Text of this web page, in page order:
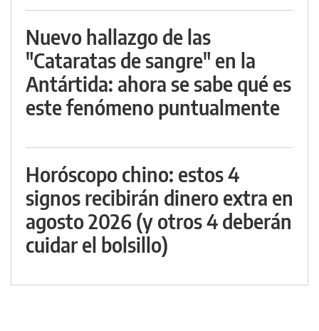
Nuevo hallazgo de las
"Cataratas de sangre" en la
Antártida: ahora se sabe qué es
este fenómeno puntualmente
Horóscopo chino: estos 4
signos recibirán dinero extra en
agosto 2026 (y otros 4 deberán
cuidar el bolsillo)